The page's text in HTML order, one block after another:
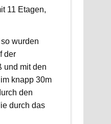
11 Etagen,
wurden
der
und mit den
knapp 30m
den
durch das